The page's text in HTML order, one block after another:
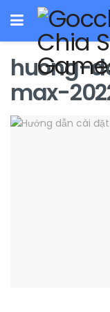
huong-
max-